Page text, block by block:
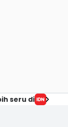
seru di